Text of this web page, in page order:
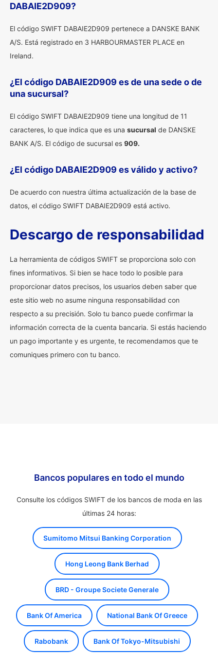
DABAIE2D909?
El código SWIFT DABAIE2D909 pertenece a DANSKE BANK
A/S. Está registrado en 3 HARBOURMASTER PLACE en
Ireland.
¿El código DABAIE2D909 es de una sede o de
una sucursal?
El código SWIFT DABAIE2D909 tiene una longitud de 11
caracteres, lo que indica que es una sucursal de DANSKE
BANK A/S. El código de sucursal es 909.
¿El código DABAIE2D909 es válido y activo?
De acuerdo con nuestra última actualización de la base de
datos, el código SWIFT DABAIE2D909 está activo.
Descargo de responsabilidad
La herramienta de códigos SWIFT se proporciona solo con
fines informativos. Si bien se hace todo lo posible para
proporcionar datos precisos, los usuarios deben saber que
este sitio web no asume ninguna responsabilidad con
respecto a su precisión. Solo tu banco puede confirmar la
información correcta de la cuenta bancaria. Si estás haciendo
un pago importante y es urgente, te recomendamos que te
comuniques primero con tu banco.
Bancos populares en todo el mundo
Consulte los códigos SWIFT de los bancos de moda en las
últimas 24 horas:
Sumitomo Mitsui Banking Corporation
Hong Leong Bank Berhad
BRD - Groupe Societe Generale
Bank Of America National Bank Of Greece
Rabobank Bank Of Tokyo-Mitsubishi